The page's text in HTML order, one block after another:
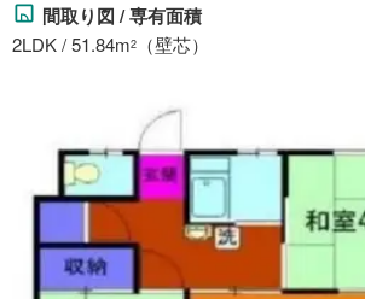
間取り図 / 専有面積
2LDK / 51.84m2 （壁芯）